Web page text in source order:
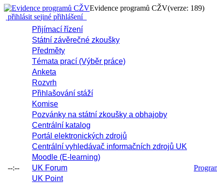
Evidence programů CŽV(verze: 189)
přihlásit sejiné přihlášení
--:--
Přijímací řízení
Státní závěrečné zkoušky
Předměty
Témata prací (Výběr práce)
Anketa
Rozvrh
Přihlašování stáží
Komise
Pozvánky na státní zkoušky a obhajoby
Centrální katalog
Portál elektronických zdrojů
Centrální vyhledávač informačních zdrojů UK
Moodle (E-learning)
UK Forum
UK Point